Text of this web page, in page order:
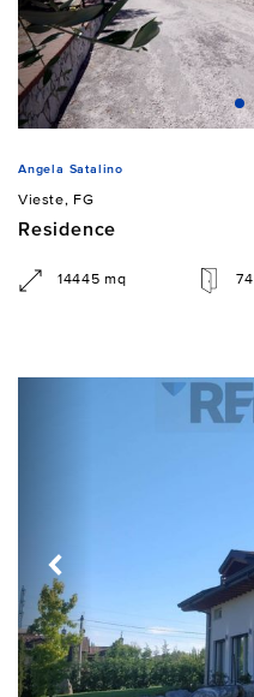
Angela Satalino
Vieste, FG
Residence
14445 mq